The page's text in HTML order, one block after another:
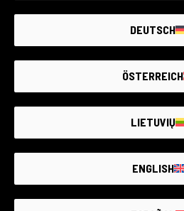
Cod. 019DMLSO0000444684
Sony A6100
Sony
RCE Foto - Berlin
DEUTSCH
ÖSTERREICH
LIETUVIŲ
ENGLISH